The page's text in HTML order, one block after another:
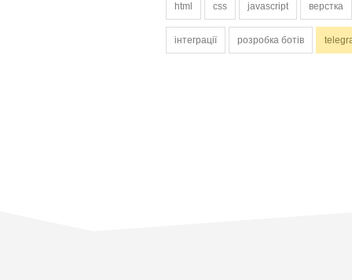
html css javascript верстка
інтеграції розробка ботів